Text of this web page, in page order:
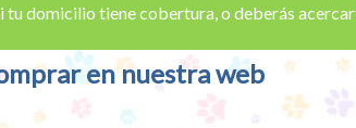
tu domicilio tiene cobertura, o deberás
en nuestra web